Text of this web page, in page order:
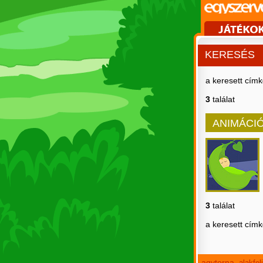
KERESÉS
a keresett
3 találat
3 találat
a keresett